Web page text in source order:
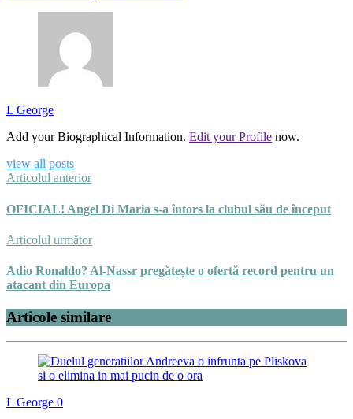
L George
Add your Biographical Information. Edit your Profile now.
view all posts
Articolul anterior
OFICIAL! Angel Di Maria s-a întors la clubul său de început
Articolul următor
Adio Ronaldo? Al-Nassr pregătește o ofertă record pentru un
atacant din Europa
Articole similare
L George 0